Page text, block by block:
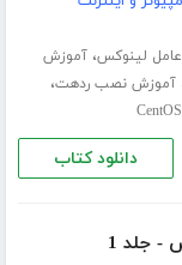
لینوکس،آموزش
آموزش نصب ردهت،
دانلود کتاب
جلد 1